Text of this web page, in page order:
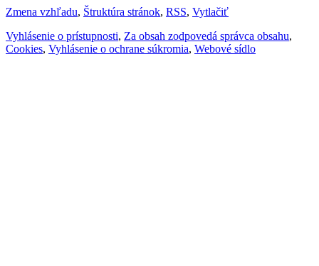
Zmena vzhľadu, Štruktúra stránok, RSS, Vytlačiť
Vyhlásenie o prístupnosti, Za obsah zodpovedá správca obsahu,
Cookies, Vyhlásenie o ochrane súkromia, Webové sídlo